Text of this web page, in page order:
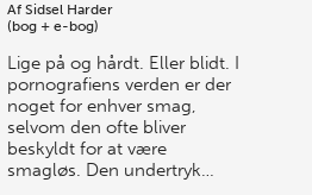
AfSidsel Harder
(bog + e-bog)
Lige på og hårdt. Eller blidt. I
pornografiens verden er der
noget for enhver smag,
selvom den ofte bliver
beskyldt for at være
smagløs. Den undertryk…